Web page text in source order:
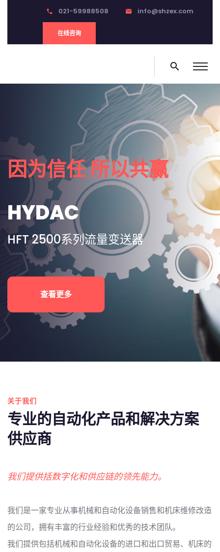
phone 021-59988508 email info@shzex.com
在线咨询
search
因为信任 所以共赢
HYDAC
HFT 2500系列流量变送器
查看更多
关于我们
专业的自动化产品和解决方案
供应商
我们提供括数字化和供应链的领先能力。
我们是一家专业从事机械和自动化设备销售和机床维修改造
的公司，拥有丰富的行业经验和优秀的技术团队。
我们提供包括机械和自动化设备的进口和出口贸易、机床的